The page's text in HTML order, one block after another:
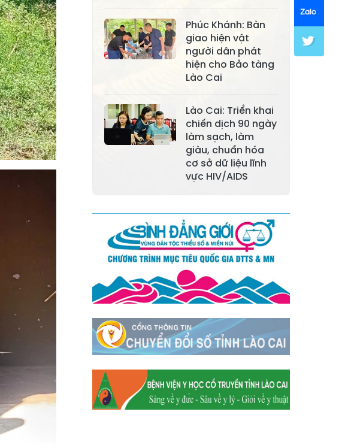
Xã Yên Bình
Xã Bảo Ái
Xã Trấn Yên
Xã Hưng
Khánh
Thịnh
Xã Quy Mông
Xã Cốc San
Xã Hợp Thành
Xã Phong Hải
Xã Bảo Thắng
Xã Tằng Loỏng
Xã Gia Phú
Xã Mường
Hum
Xã Dền Sáng
Xã Y Tý
Xã A Mú Sung
Xã Trịnh Tường
Xã Nậm Chày
Xã Bản Xèo
Xã Bát Xát
Xã Võ Lao
Xã Khánh Yên
Xã Văn Bàn
Xã Dương Quỳ
Xã Chiềng Ken
Xã Minh Lương
Xã Nậm Chảy
Xã Bảo Yên
Phúc Khánh: Bàn
giao hiện vật
người dân phát
hiện cho Bảo tàng
Lào Cai
Lào Cai: Triển khai
chiến dịch 90 ngày
làm sạch, làm
giàu, chuẩn hóa
cơ sở dữ liệu lĩnh
vực HIV/AIDS